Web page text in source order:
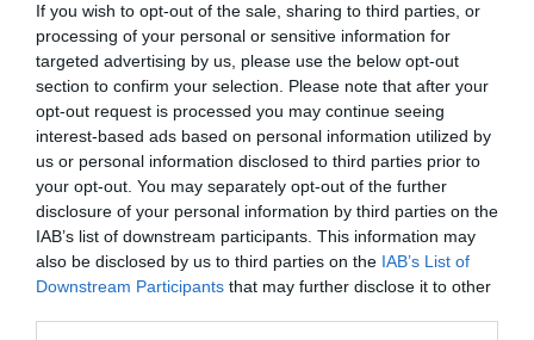
If you wish to opt-out of the sale, sharing to third parties, or
processing of your personal or sensitive information for
targeted advertising by us, please use the below opt-out
section to confirm your selection. Please note that after your
opt-out request is processed you may continue seeing
interest-based ads based on personal information utilized by
us or personal information disclosed to third parties prior to
your opt-out. You may separately opt-out of the further
disclosure of your personal information by third parties on the
IAB’s list of downstream participants. This information may
also be disclosed by us to third parties on the IAB’s List of
Downstream Participants that may further disclose it to other
την Τέχνη και τον Πολιτισμό!